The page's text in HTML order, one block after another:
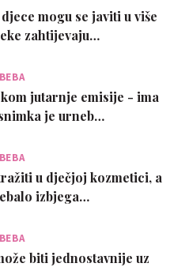
mogu se javiti u više
zahtijevaju…
BEBA
jutarnje emisije - ima
je urneb…
BEBA
u dječjoj kozmetici, a
izbjega…
BEBA
biti jednostavnije uz